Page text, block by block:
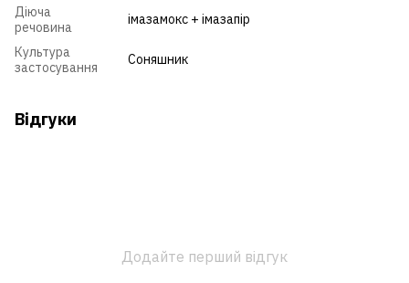
Діюча
речовина
імазамокс + імазапір
Культура
застосування
Соняшник
Відгуки
Додайте перший відгук